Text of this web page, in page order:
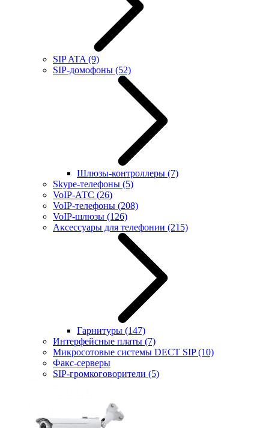
SIP ATA (9)
SIP-домофоны (52)
Шлюзы-контроллеры (7)
Skype-телефоны (5)
VoIP-АТС (26)
VoIP-телефоны (208)
VoIP-шлюзы (126)
Аксессуары для телефонии (215)
Гарнитуры (147)
Интерфейсные платы (7)
Микросотовые системы DECT SIP(10)
Факс-серверы
SIP-громкоговорители (5)